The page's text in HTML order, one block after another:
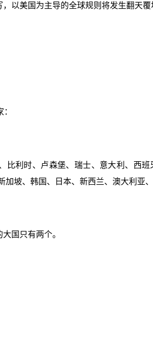
以美国为主导的全球规则将发生翻天覆
比利时、卢森堡、瑞士、意大利、西
坡、韩国、日本、新西兰、澳大利亚
国只有两个。